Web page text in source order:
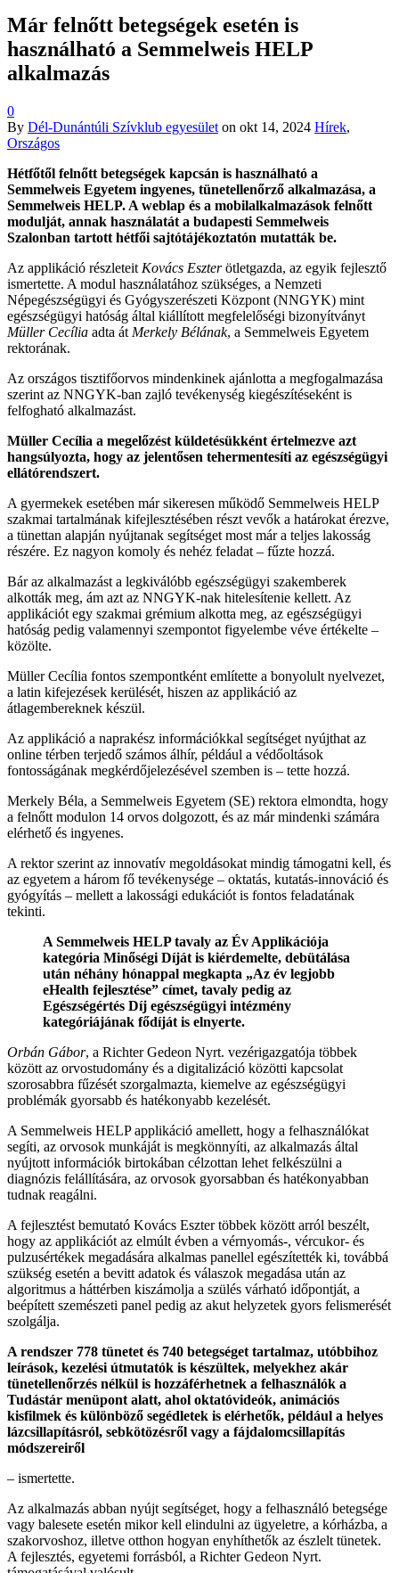
Már felnőtt betegségek esetén is
használható a Semmelweis HELP
alkalmazás
0
By Dél-Dunántúli Szívklub egyesület on okt 14, 2024 Hírek,
Országos
Hétfőtől felnőtt betegségek kapcsán is használható a
Semmelweis Egyetem ingyenes, tünetellenőrző alkalmazása, a
Semmelweis HELP. A weblap és a mobilalkalmazások felnőtt
modulját, annak használatát a budapesti Semmelweis
Szalonban tartott hétfői sajtótájékoztatón mutatták be.
Az applikáció részleteit Kovács Eszterötletgazda, az egyik fejlesztő
ismertette. A modul használatához szükséges, a Nemzeti
Népegészségügyi és Gyógyszerészeti Központ (NNGYK) mint
egészségügyi hatóság által kiállított megfelelőségi bizonyítványt
Müller Cecília adta át Merkely Bélának, a Semmelweis Egyetem
rektorának.
Az országos tisztifőorvos mindenkinek ajánlotta a megfogalmazása
szerint az NNGYK-ban zajló tevékenység kiegészítéseként is
felfogható alkalmazást.
Müller Cecília a megelőzést küldetésükként értelmezve azt
hangsúlyozta, hogy az jelentősen tehermentesíti az egészségügyi
ellátórendszert.
A gyermekek esetében már sikeresen működő Semmelweis HELP
szakmai tartalmának kifejlesztésében részt vevők a határokat érezve,
a tünettan alapján nyújtanak segítséget most már a teljes lakosság
részére. Ez nagyon komoly és nehéz feladat – fűzte hozzá.
Bár az alkalmazást a legkiválóbb egészségügyi szakemberek
alkották meg, ám azt az NNGYK-nak hitelesítenie kellett. Az
applikációt egy szakmai grémium alkotta meg, az egészségügyi
hatóság pedig valamennyi szempontot figyelembe véve értékelte –
közölte.
Müller Cecília fontos szempontként említette a bonyolult nyelvezet,
a latin kifejezések kerülését, hiszen az applikáció az
átlagembereknek készül.
Az applikáció a naprakész információkkal segítséget nyújthat az
online térben terjedő számos álhír, például a védőoltások
fontosságának megkérdőjelezésével szemben is – tette hozzá.
Merkely Béla, a Semmelweis Egyetem (SE) rektora elmondta, hogy
a felnőtt modulon 14 orvos dolgozott, és az már mindenki számára
elérhető és ingyenes.
A rektor szerint az innovatív megoldásokat mindig támogatni kell, és
az egyetem a három fő tevékenysége – oktatás, kutatás-innováció és
gyógyítás – mellett a lakossági edukációt is fontos feladatának
tekinti.
A Semmelweis HELP tavaly az Év Applikációja
kategória Minőségi Díját is kiérdemelte, debütálása
után néhány hónappal megkapta „Az év legjobb
eHealth fejlesztése” címet, tavaly pedig az
Egészségértés Díj egészségügyi intézmény
kategóriájának fődíját is elnyerte.
Orbán Gábor, a Richter Gedeon Nyrt. vezérigazgatója többek
között az orvostudomány és a digitalizáció közötti kapcsolat
szorosabbra fűzését szorgalmazta, kiemelve az egészségügyi
problémák gyorsabb és hatékonyabb kezelését.
A Semmelweis HELP applikáció amellett, hogy a felhasználókat
segíti, az orvosok munkáját is megkönnyíti, az alkalmazás által
nyújtott információk birtokában célzottan lehet felkészülni a
diagnózis felállítására, az orvosok gyorsabban és hatékonyabban
tudnak reagálni.
A fejlesztést bemutató Kovács Eszter többek között arról beszélt,
hogy az applikációt az elmúlt évben a vérnyomás-, vércukor- és
pulzusértékek megadására alkalmas panellel egészítették ki, továbbá
szükség esetén a bevitt adatok és válaszok megadása után az
algoritmus a háttérben kiszámolja a szülés várható időpontját, a
beépített szemészeti panel pedig az akut helyzetek gyors felismerését
szolgálja.
A rendszer 778 tünetet és 740 betegséget tartalmaz, utóbbihoz
leírások, kezelési útmutatók is készültek, melyekhez akár
tünetellenőrzés nélkül is hozzáférhetnek a felhasználók a
Tudástár menüpont alatt, ahol oktatóvideók, animációs
kisfilmek és különböző segédletek is elérhetők, például a helyes
lázcsillapításról, sebkötözésről vagy a fájdalomcsillapítás
módszereiről
– ismertette.
Az alkalmazás abban nyújt segítséget, hogy a felhasználó betegsége
vagy balesete esetén mikor kell elindulni az ügyeletre, a kórházba, a
szakorvoshoz, illetve otthon hogyan enyhíthetők az észlelt tünetek.
A fejlesztés, egyetemi forrásból, a Richter Gedeon Nyrt.